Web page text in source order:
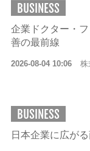
BUSINESS
企業ドクター・
善の最前線
2026-08-04 10:06 株
BUSINESS
日本企業に広が